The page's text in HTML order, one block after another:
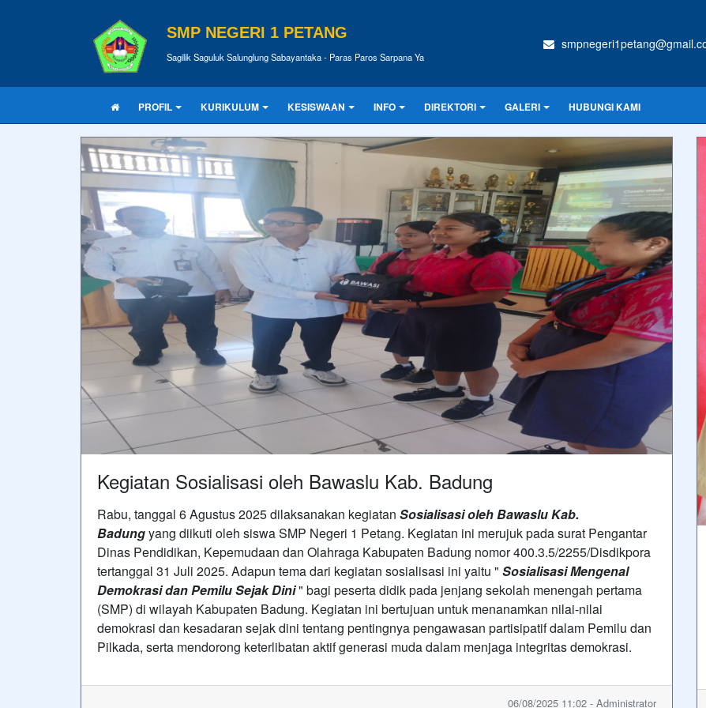
SMP NEGERI 1 PETANG
Sagilik Saguluk Salunglung Sabayantaka - Paras Paros Sarpana Ya
PROFIL KURIKULUM KESISWAAN INFO DIREKTORI GALERI HUBUNGI KAMI
Kegiatan Sosialisasi oleh Bawaslu Kab. Badung
Rabu, tanggal 6 Agustus 2025 dilaksanakan kegiatan Sosialisasi oleh Bawaslu Kab.
Badungyang diikuti oleh siswa SMP Negeri 1 Petang. Kegiatan ini merujuk pada surat Pengantar
Dinas Pendidikan, Kepemudaan dan Olahraga Kabupaten Badung nomor 400.3.5/2255/Disdikpora
tertanggal 31 Juli 2025. Adapun tema dari kegiatan sosialisasi ini yaitu " Sosialisasi Mengenal
Demokrasi dan Pemilu Sejak Dini" bagi peserta didik pada jenjang sekolah menengah pertama
(SMP) di wilayah Kabupaten Badung. Kegiatan ini bertujuan untuk menanamkan nilai-nilai
demokrasi dan kesadaran sejak dini tentang pentingnya pengawasan partisipatif dalam Pemilu dan
Pilkada, serta mendorong keterlibatan aktif generasi muda dalam menjaga integritas demokrasi.
06/08/2025 11:02 - Administrator